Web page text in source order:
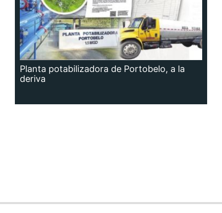
Planta potabilizadora de Portobelo, a la
deriva